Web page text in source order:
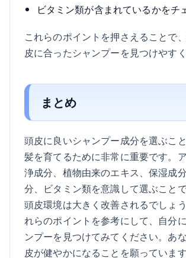
ビタミン類が含まれているかをチ
これらのポイントを押さえることで
皮に合ったシャンプーを見つけやすく
まとめ
頭皮に良いシャンプー成分を選ぶこ
髪を育てるために非常に重要です。
浄成分、植物由来のエキス、保湿成
分、ビタミン類を意識して選ぶこと
頭皮環境は大きく改善されるでしょ
れらのポイントを参考にして、自分
ンプーを見つけてみてください。あ
皮が健やかになることを願っています